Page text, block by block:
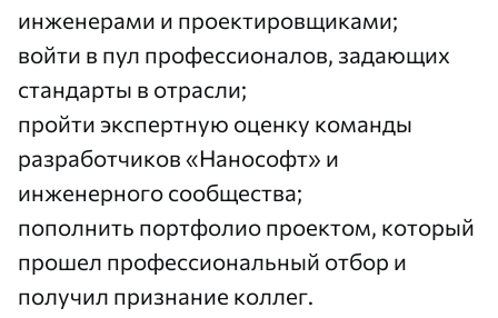
инженерами и проектировщиками;
войти в пул профессионалов, задающих
стандарты в отрасли;
пройти экспертную оценку команды
разработчиков «Нанософт» и
инженерного сообщества;
пополнить портфолио проектом, который
прошел профессиональный отбор и
получил признание коллег.